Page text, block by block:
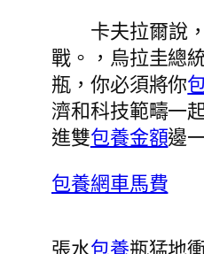
卡夫拉爾說
戰。，烏拉圭總
瓶，你必須將你
濟和科技範疇一
進雙包養金額邊
包養網車馬費